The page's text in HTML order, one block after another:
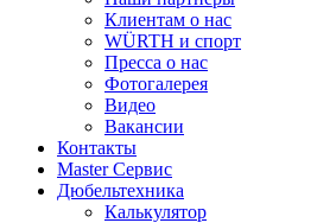
Клиентам о нас
WÜRTH и спорт
Пресса о нас
Фотогалерея
Видео
Вакансии
Контакты
Master Сервис
Дюбельтехника
Калькулятор